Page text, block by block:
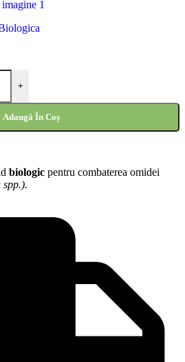
+
Adaugă În Coș
biologic pentru combaterea omidei